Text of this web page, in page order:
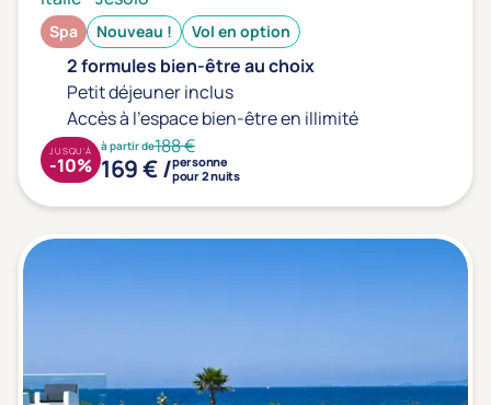
Spa Nouveau ! Vol en option
2 formules bien-être au choix
Petit déjeuner inclus
Accès à l'espace bien-être en illimité
à partir de188 €
169 € /personne
pour 2 nuits
JUSQU'À
-10%